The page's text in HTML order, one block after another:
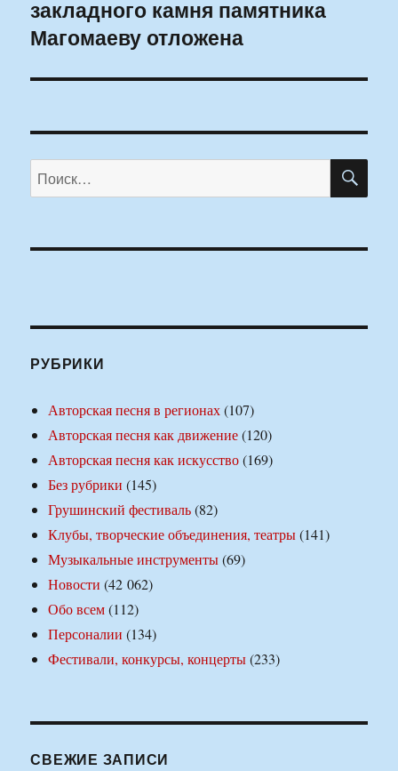
запись:
закладного камня памятника
Магомаеву отложена
Искать:
РУБРИКИ
Авторская песня в регионах(107)
Авторская песня как движение(120)
Авторская песня как искусство(169)
Без рубрики (145)
Грушинский фестиваль(82)
Клубы, творческие объединения, театры(141)
Музыкальные инструменты(69)
Новости (42 062)
Обо всем(112)
Персоналии (134)
Фестивали, конкурсы, концерты(233)
СВЕЖИЕ ЗАПИСИ